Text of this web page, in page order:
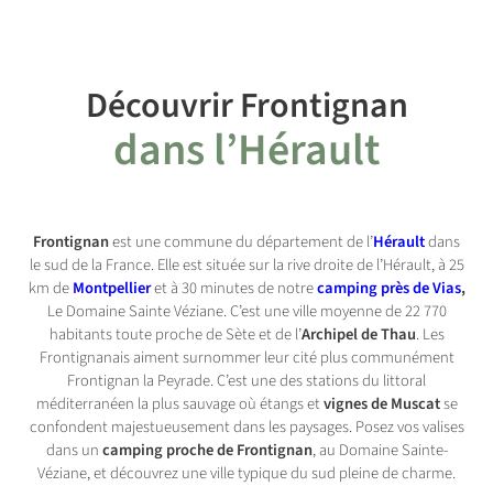
Découvrir Frontignan
dans l’Hérault
Frontignanest une commune du département de l’Héraultdans
le sud de la France. Elle est située sur la rive droite de l’Hérault, à 25
km deMontpellieret à 30 minutes de notrecamping près de Vias,
Le Domaine Sainte Véziane. C’est une ville moyenne de 22 770
habitants toute proche de Sète et de l’Archipel de Thau. Les
Frontignanais aiment surnommer leur cité plus communément
Frontignan la Peyrade. C’est une des stations du littoral
méditerranéen la plus sauvage où étangs etvignes de Muscatse
confondent majestueusement dans les paysages. Posez vos valises
dans uncamping proche de Frontignan, au Domaine Sainte-
Véziane, et découvrez une ville typique du sud pleine de charme.